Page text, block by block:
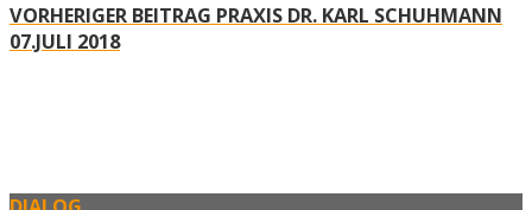
VORHERIGER BEITRAG PRAXIS DR. KARL SCHUHMANN
07.JULI 2018